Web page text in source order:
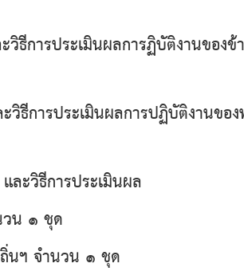
ธีการประเมินผลการฏิบัติงานของข้
ธีการประเมินผลการปฏิบัติงานขอ
ละวิธีการประเมินผล
น ๑ ชุด
นฯ จํานวน ๑ ชุด